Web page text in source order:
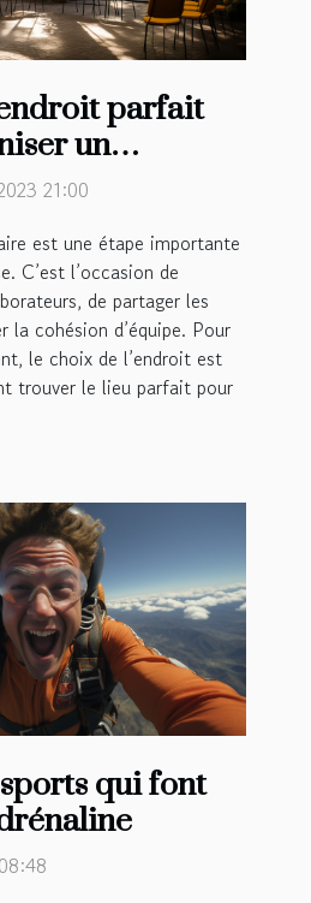
parfait
un
Rennes ?
21:00
est une étape importante
C’est l’occasion de
de partager les
la cohésion d’équipe. Pour
le choix de l’endroit est
trouver le lieu parfait pour
qui font